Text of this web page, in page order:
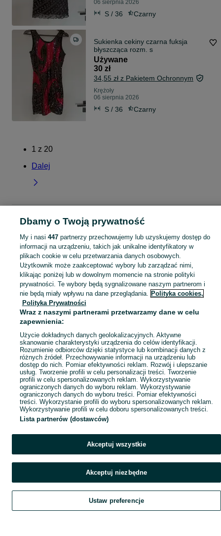
06 sierpnia 2026
S / 36 Czarny
Sukienka cekiny czarna fuksja
błyszcząca rozm. s
Używane
30 zł
34,55 zł z Pakietem Ochronnym
Krężoły
06 sierpnia 2026
S / 36 Czarny
1 z 20
Dalej
Strona główna Lubuskie
KATEGORIA
Skorzystaj z największego serwisu ogłoszeniowego - Krężoły i okolice! Kupuj to, czego pragniesz i sprzedawaj to, czego już nie potrzebujesz! Zobacz
Mapa kategorii
Mapa miejscowości
Mapa ministron
Szukaj Obserwujesz Dodaj Czat Konto
Dbamy o Twoją prywatność
My i nasi 447partnerzy przechowujemy lub uzyskujemy dostęp do
informacji na urządzeniu, takich jak unikalne identyfikatory w
plikach cookie w celu przetwarzania danych osobowych.
Użytkownik może zaakceptować wybory lub zarządzać nimi,
klikając poniżej lub w dowolnym momencie na stronie polityki
prywatności. Te wybory będą sygnalizowane naszym partnerom i
nie będą miały wpływu na dane przeglądania. Polityka cookies,
Polityka Prywatności
Wraz z naszymi partnerami przetwarzamy dane w celu
zapewnienia:
Użycie dokładnych danych geolokalizacyjnych. Aktywne
skanowanie charakterystyki urządzenia do celów identyfikacji.
Rozumienie odbiorców dzięki statystyce lub kombinacji danych z
różnych źródeł. Przechowywanie informacji na urządzeniu lub
dostęp do nich. Pomiar efektywności reklam. Rozwój i ulepszanie
usług. Tworzenie profili w celu personalizacji treści. Tworzenie
profili w celu spersonalizowanych reklam. Wykorzystywanie
ograniczonych danych do wyboru reklam. Wykorzystywanie
ograniczonych danych do wyboru treści. Pomiar efektywności
treści. Wykorzystanie profili do wyboru spersonalizowanych reklam.
Wykorzystywanie profili w celu doboru spersonalizowanych treści.
Lista partnerów (dostawców)
Akceptuj wszystkie
Akceptuj niezbędne
Ustaw preferencje